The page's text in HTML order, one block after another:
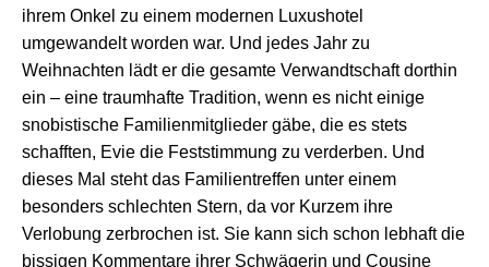
ihrem Onkel zu einem modernen Luxushotel
umgewandelt worden war. Und jedes Jahr zu
Weihnachten lädt er die gesamte Verwandtschaft dorthin
ein – eine traumhafte Tradition, wenn es nicht einige
snobistische Familienmitglieder gäbe, die es stets
schafften, Evie die Feststimmung zu verderben. Und
dieses Mal steht das Familientreffen unter einem
besonders schlechten Stern, da vor Kurzem ihre
Verlobung zerbrochen ist. Sie kann sich schon lebhaft die
bissigen Kommentare ihrer Schwägerin und Cousine